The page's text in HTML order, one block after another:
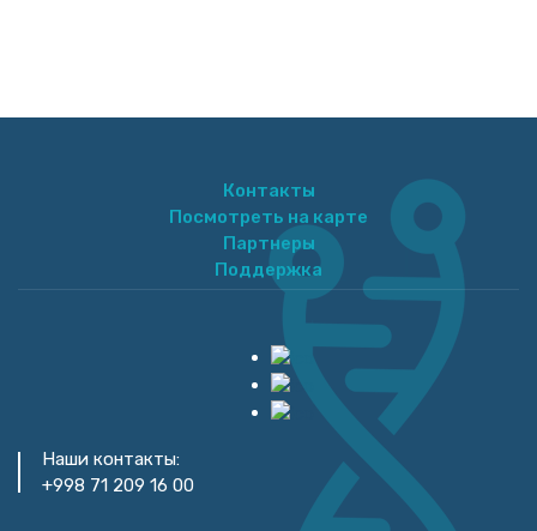
Контакты
Посмотреть на карте
Партнеры
Поддержка
Наши контакты:
+998 71 209 16 00